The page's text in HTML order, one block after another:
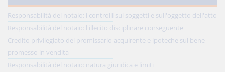
Responsabilità del notaio: i controlli sui soggetti e sull'oggetto dell'atto
Responsabilità del notaio: l'illecito disciplinare conseguente
Credito privilegiato del promissario acquirente e ipoteche sul bene
promesso in vendita
Responsabilità del notaio: natura giuridica e limiti